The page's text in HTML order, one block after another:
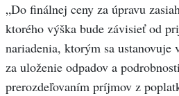
„Do finálnej ceny za úpravu
ktorého výška bude závisieť od
nariadenia, ktorým sa ustanovuje
za uloženie odpadov a
prerozdeľovaním príjmov z